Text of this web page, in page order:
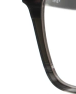
38 mm
Glashöhe